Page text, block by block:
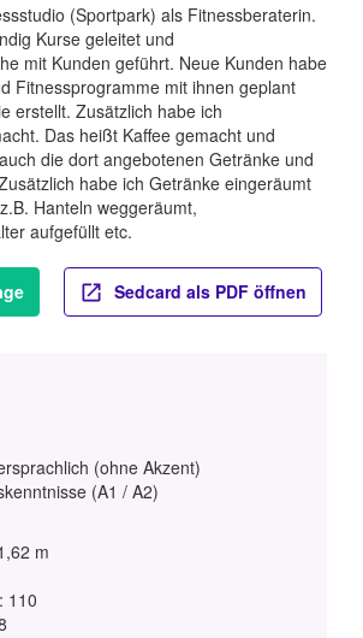
(Sportpark) als Fitnessberaterin.
Kurse geleitet und
mit Kunden geführt. Neue Kunden habe
Fitnessprogramme mit ihnen geplant
erstellt. Zusätzlich habe ich
Das heißt Kaffee gemacht und
die dort angebotenen Getränke und
habe ich Getränke eingeräumt
Hanteln weggeräumt,
aufgefüllt etc.
Sedcard als PDF öffnen
(ohne Akzent)
(A1 / A2)
m
110